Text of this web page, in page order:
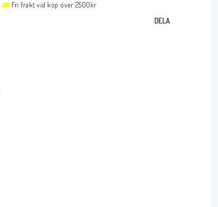
Fri frakt vid köp över 2500kr
DELA